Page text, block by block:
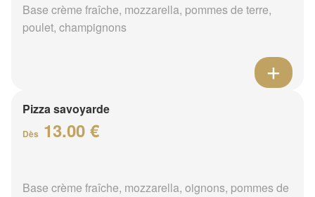
Base crème fraîche, mozzarella, pommes de terre,
poulet, champignons
Pizza savoyarde
Dès 13.00 €
Base crème fraîche, mozzarella, oignons, pommes de